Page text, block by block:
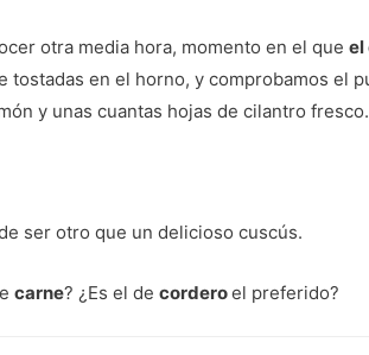
otra media hora, momento en el que el
tostadas en el horno, y comprobamos el
y unas cuantas hojas de cilantro fresco.
ser otro que un delicioso cuscús.
carne? ¿Es el de corderoel preferido?